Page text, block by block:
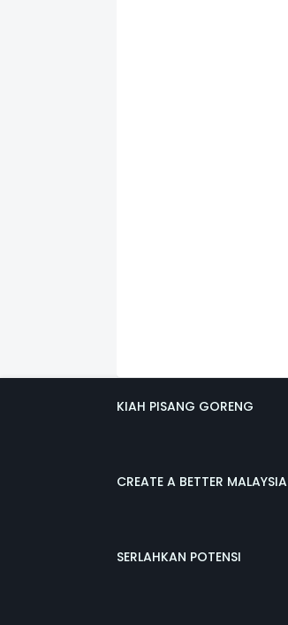
KIAH PISANG GORENG
CREATE A BETTER MALAYSIA
SERLAHKAN POTENSI